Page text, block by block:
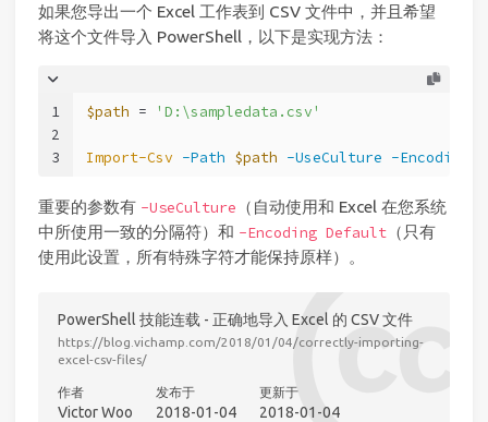
如果您导出一个 Excel 工作表到 CSV 文件中，并且希望
将这个文件导入 PowerShell，以下是实现方法：
1
2
3
$path = 'D:\sampledata.csv'
Import-Csv -Path $path -UseCulture -Encoding
重要的参数有 -UseCulture （自动使用和 Excel 在您系统
中所使用一致的分隔符）和 -Encoding Default （只有
使用此设置，所有特殊字符才能保持原样）。
PowerShell 技能连载 - 正确地导入 Excel 的 CSV 文件
https://blog.vichamp.com/2018/01/04/correctly-importing-
excel-csv-files/
作者
Victor Woo
发布于
2018-01-04
更新于
2018-01-04